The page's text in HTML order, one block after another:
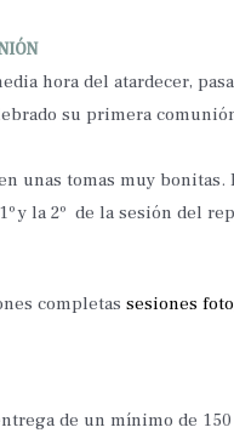
hora del atardecer,
su primera
unas tomas muy
y la 2º de la sesión del
completas sesiones
de un mínimo de